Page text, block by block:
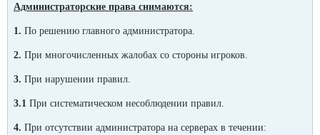
Администраторские права снимаются:
1. По решению главного администратора.
2. При многочисленных жалобах со стороны игроков.
3. При нарушении правил.
3.1 При систематическом несоблюдении правил.
4. При отсутствии администратора на серверах в течении: